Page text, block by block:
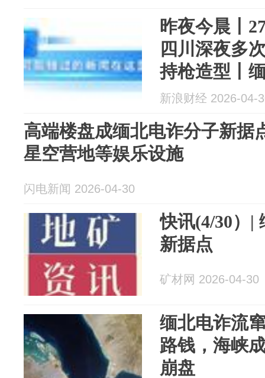
昨夜今晨丨
四川深夜多
持枪造型丨
据点
新浪财经 2026-04-
高端楼盘成缅北电诈分子新据
星空营地等娱乐设施
闪电新闻 2026-04-30
快讯(4/30）|
新据点
矿材网 2026-04-30
缅北电诈流
路钱，海峡
崩盘